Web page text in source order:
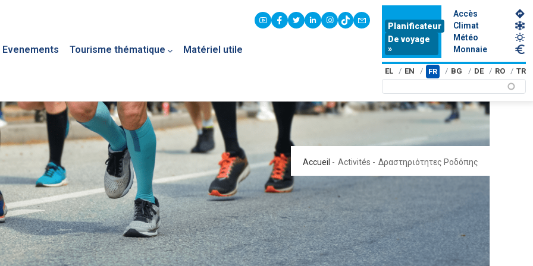
Evenements Tourisme thématique Matériel utile
youtubefacebook
twitterlinkedininstagram
tiktokcontact
Planificateur
De voyage
»
Accès
Climat
Météo
Monnaie
EL EN FR BG DE RO TR
Accueil - Activités - Δραστηριότητες Ροδόπης